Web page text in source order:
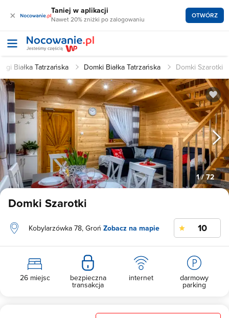
× Taniej w aplikacji
Nawet 20% zniżki po zalogowaniu OTWÓRZ
Białka Tatrzańska Domki Białka Tatrzańska Domki Szarotki
1/ 72
Domki Szarotki
Kobylarzówka 78, Groń Zobacz na mapie 10
26 miejsc bezpieczna
transakcja
internet darmowy
parking